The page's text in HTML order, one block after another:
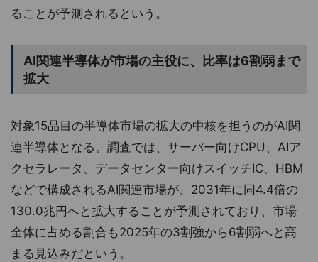
ることが予測されるという。
AI関連半導体が市場の主役に、比率は6割弱まで
拡大
対象15品目の半導体市場の拡大の中核を担うのがAI関
連半導体となる。調査では、サーバー向けCPU、AIア
クセラレータ、データセンター向けスイッチIC、HBM
などで構成されるAI関連市場が、2031年に同4.4倍の
130.0兆円へと拡大することが予測されており、市場
全体に占める割合も2025年の3割強から6割弱へと高
まる見込みだという。